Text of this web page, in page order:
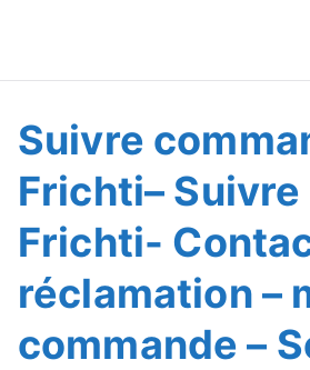
Suivre Colis
Commande
Suivre
Frichti–
Frichti-
réclamation –
commande –